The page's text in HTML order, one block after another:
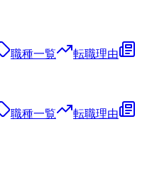
職種一覧
転職理由
職種一覧
転職理由